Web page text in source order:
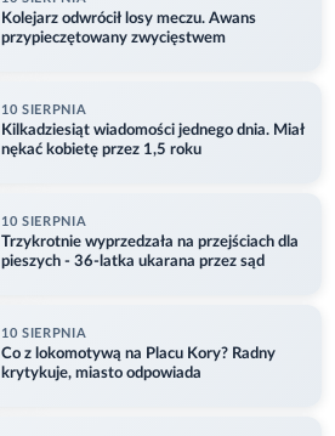
Kolejarz odwrócił losy meczu. Awans
przypieczętowany zwycięstwem
10 SIERPNIA
Kilkadziesiąt wiadomości jednego dnia. Miał
nękać kobietę przez 1,5 roku
10 SIERPNIA
Trzykrotnie wyprzedzała na przejściach dla
pieszych - 36-latka ukarana przez sąd
10 SIERPNIA
Co z lokomotywą na Placu Kory? Radny
krytykuje, miasto odpowiada